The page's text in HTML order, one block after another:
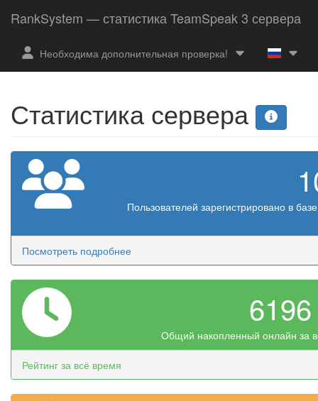
RankSystem — статистика TeamSpeak 3 сервера
Необходима дополнительная проверка!
Статистика сервера
Пользователей зарегистрировано в
Посмотреть подробнее
Общий накопленный онлайн за
Рейтинг за всё время